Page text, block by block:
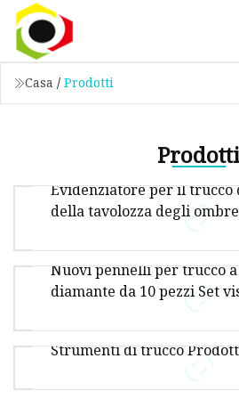
Casa / Prodotti
Evidenziatore per il trucco
della tavolozza degli
bronzer di trucco dei
qualità del grande marchio
[ALTRI PRODOTTI:] [ANGOLO
Nuovi pennelli per trucco
diamante da 10 pezzi Set
fondotinta in polvere fard
arcobaleno make up
maquillage kit
articoli, contattaci per i
Prodotti di bellezza OEM
Strumenti di trucco
bellezza Trucco per occhi